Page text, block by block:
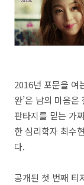
2016년 포문을 여
완’은 남의 마음
판타지를 믿는 가
한 심리학자 최수
다.
공개된 첫 번째 티